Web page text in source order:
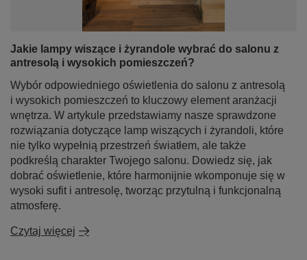
Jakie lampy wiszące i żyrandole wybrać do salonu z
antresolą i wysokich pomieszczeń?
Wybór odpowiedniego oświetlenia do salonu z antresolą
i wysokich pomieszczeń to kluczowy element aranżacji
wnętrza. W artykule przedstawiamy nasze sprawdzone
rozwiązania dotyczące lamp wiszących i żyrandoli, które
nie tylko wypełnią przestrzeń światłem, ale także
podkreślą charakter Twojego salonu. Dowiedz się, jak
dobrać oświetlenie, które harmonijnie wkomponuje się w
wysoki sufit i antresolę, tworząc przytulną i funkcjonalną
atmosferę.
Czytaj więcej